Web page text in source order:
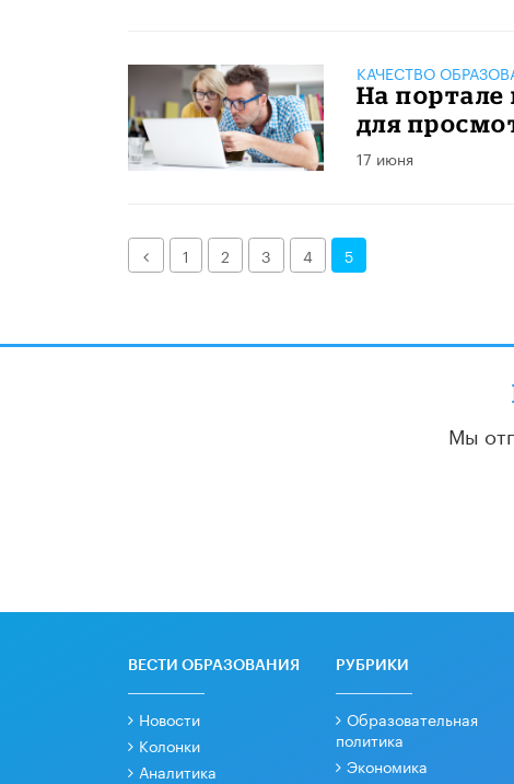
КАЧЕСТВО
На
для
17 июня
Назад1 2 3 4 5
Мы
ВЕСТИ ОБРАЗОВАНИЯ
Новости
Колонки
Аналитика
РУБРИКИ
Образовательная
политика
Экономика